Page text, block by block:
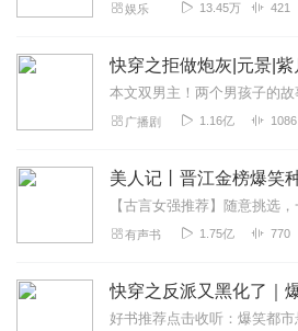
娱乐 13.45万 421
广播剧 1.16亿 1086
有声书 1.75亿 770